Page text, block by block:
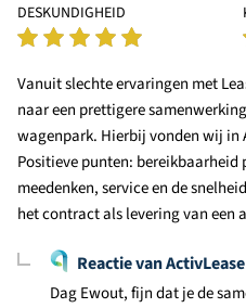
DESKUNDIGHEID
Vanuit slechte ervaringen met
naar een prettigere
wagenpark. Hierbij vonden wij in
Positieve punten:
meedenken, service en de
het contract als levering van een
Reactie van ActivLease
Dag Ewout, fijn dat je de